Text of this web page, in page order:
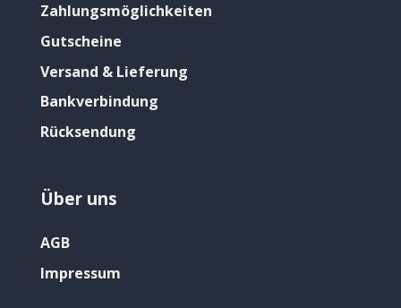
Zahlungsmöglichkeiten
Gutscheine
Versand & Lieferung
Bankverbindung
Rücksendung
Über uns
AGB
Impressum